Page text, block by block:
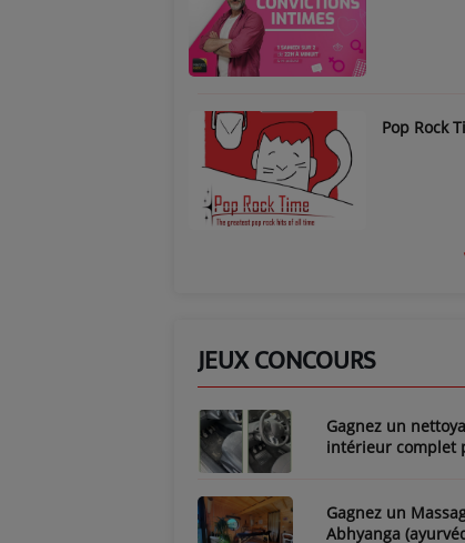
Pop Rock
JEUX CONCOURS
Gagnez un
intérieur complet
Gagnez un
Abhyanga